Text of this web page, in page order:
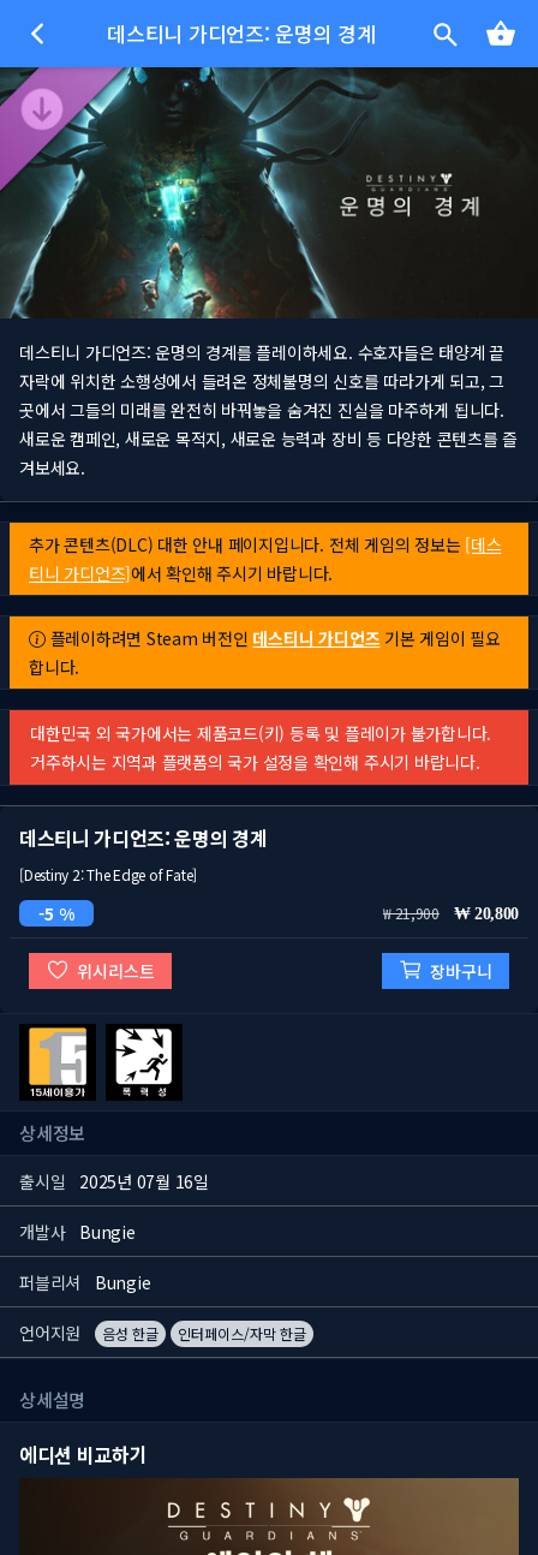
데스티니 가디언즈: 운명의 경계
데스티니 가디언즈: 운명의 경계를 플레이하세요. 수호자들은 태양계 끝
자락에 위치한 소행성에서 들려온 정체불명의 신호를 따라가게 되고, 그
곳에서 그들의 미래를 완전히 바꿔놓을 숨겨진 진실을 마주하게 됩니다.
새로운 캠페인, 새로운 목적지, 새로운 능력과 장비 등 다양한 콘텐츠를 즐
겨보세요.
추가 콘텐츠(DLC) 대한 안내 페이지입니다. 전체 게임의 정보는 [데스
티니 가디언즈]에서 확인해 주시기 바랍니다.
플레이하려면 Steam 버전인 데스티니 가디언즈 기본 게임이 필요
합니다.
대한민국 외 국가에서는 제품코드(키) 등록 및 플레이가 불가합니다.
거주하시는 지역과 플랫폼의 국가 설정을 확인해 주시기 바랍니다.
데스티니 가디언즈: 운명의 경계
[Destiny 2: The Edge of Fate]
5 % 21,900 20,800
위시리스트 장바구니
상세정보
출시일 2025년 07월 16일
개발사 Bungie
퍼블리셔 Bungie
언어지원 음성 한글 인터페이스/자막 한글
상세설명
에디션 비교하기